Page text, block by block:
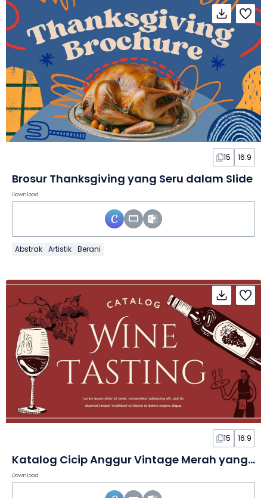
15 16:9
Brosur Thanksgiving yang Seru dalam Slide
Download
Abstrak Artistik Berani
15 16:9
Katalog Cicip Anggur Vintage Merah yang Elegan dalam Slide
Download